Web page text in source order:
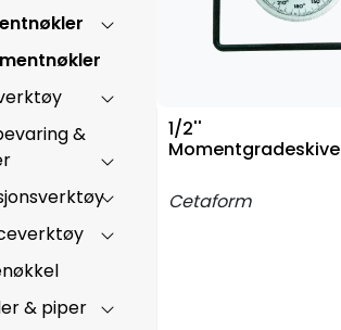
&
& piper
1/2''
Momentgradeskive
Cetaform